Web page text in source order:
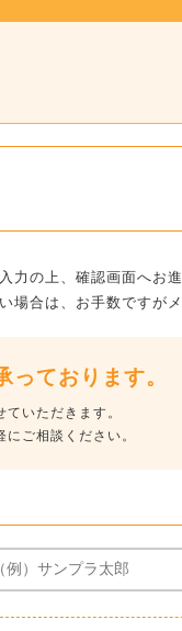
力の上、確認画面へお進
場合は、お手数ですが
っております。
いただきます。
ご相談ください。